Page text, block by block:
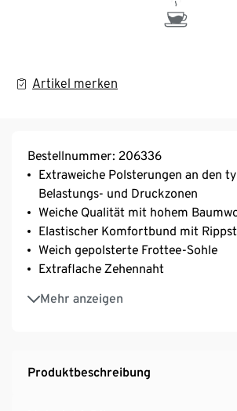
Artikel merken
Bestellnummer: 206336
Extraweiche Polsterungen an den
Belastungs- und Druckzonen
Weiche Qualität mit hohem
Elastischer Komfortbund mit
Weich gepolsterte Frottee-Sohle
Extraflache Zehennaht
Mehr anzeigen
Mit Markenelasthan: formbeständig,
hoher Tragekomfort
Produktbeschreibung